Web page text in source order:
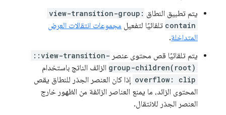
يتم تطبيق النطاق view-transition-group:
contain تلقائيًا لتفعيل مجموعات انتقالات العرض
المتداخلة.
يتم تلقائيًا قص محتوى عنصر ::view-transition-
group-children(root) الزائف الناتج باستخدام
overflow: clip إذا كان العنصر الجذر للنطاق يقص
المحتوى الزائد، ما يمنع العناصر الزائفة من الظهور خارج
العنصر الجذر للانتقال.